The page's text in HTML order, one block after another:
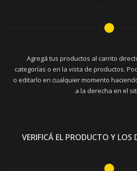
Agregá tus productos al carrito
categorías o en la vista de productos.
o editarlo en cualquier momento
a la derecha en el
VERIFICÁ EL PRODUCTO Y LOS